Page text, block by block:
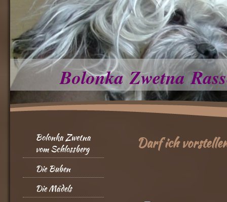
Bolonka Zwetna
Bolonka Zwetna
vom Schlossberg
Die Buben
Die Mädels
Darf ich